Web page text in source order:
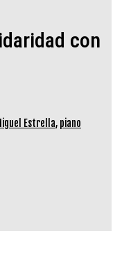
con
Estrella, piano